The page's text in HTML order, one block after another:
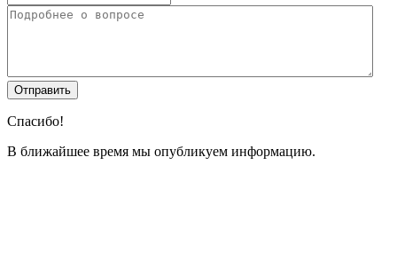
Спасибо!
В ближайшее время мы опубликуем информацию.